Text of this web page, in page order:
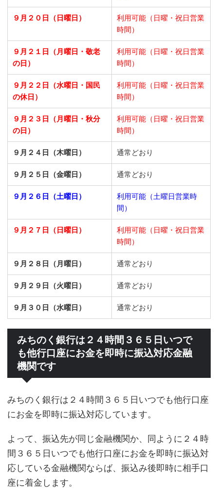
９月２０日（日曜日）
利用可能（日曜・祝日営業
時間）
９月２１日
（月曜日・敬老
の日）
利用可能（日曜・祝日営業
時間）
９月２２日
（水曜日・国民
の休日）
利用可能（日曜・祝日営業
時間）
９月２３日
（月曜日・秋分
の日）
利用可能（日曜・祝日営業
時間）
９月２４日（木曜日） 通常どおり
９月２５日（金曜日） 通常どおり
９月２６日（土曜日）
利用可能（土曜日営業時
間）
９月２７日（日曜日）
利用可能（日曜・祝日営業
時間）
９月２８日（月曜日） 通常どおり
９月２９日（火曜日） 通常どおり
９月３０日（水曜日） 通常どおり
みちのく銀行は２４時間３６５日いつで
も他行口座にお金を即時に振込対応金融
機関です
みちのく銀行は２４時間３６５日いつでも他行口座
にお金を即時に振込対応しています。
よって、振込先が同じ金融機関か、同ように２４時
間３６５日いつでも他行口座にお金を即時に振込対
応している金融機関ならば、振込み後即時に相手口
座に着金します。